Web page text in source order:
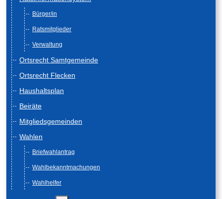
Bürger/in
Ratsmitglieder
Verwaltung
Ortsrecht Samtgemeinde
Ortsrecht Flecken
Haushaltsplan
Beiräte
Mitgliedsgemeinden
Wahlen
Briefwahlantrag
Wahlbekanntmachungen
Wahlhelfer